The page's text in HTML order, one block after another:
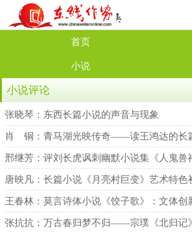
首页
小说
小说评论
张晓琴：东西长篇小说的声音与现象
肖 铜：青马湖光映传奇——读王鸿达的长
邢继芳：评刘长虎讽刺幽默小说集《人鬼兽
唐映凡：长篇小说《月亮村巨变》艺术特色
王春林：莫言诗体小说《饺子歌》：文体创
张抗抗：万古春归梦不归——宗璞《北归记